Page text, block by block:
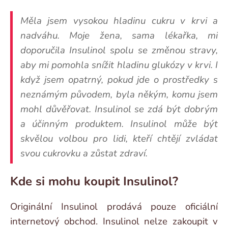
Měla jsem vysokou hladinu cukru v krvi a
nadváhu. Moje žena, sama lékařka, mi
doporučila Insulinol spolu se změnou stravy,
aby mi pomohla snížit hladinu glukózy v krvi. I
když jsem opatrný, pokud jde o prostředky s
neznámým původem, byla někým, komu jsem
mohl důvěřovat. Insulinol se zdá být dobrým
a účinným produktem. Insulinol může být
skvělou volbou pro lidi, kteří chtějí zvládat
svou cukrovku a zůstat zdraví.
Kde si mohu koupit Insulinol?
Originální Insulinol prodává pouze oficiální
internetový obchod. Insulinol nelze zakoupit v